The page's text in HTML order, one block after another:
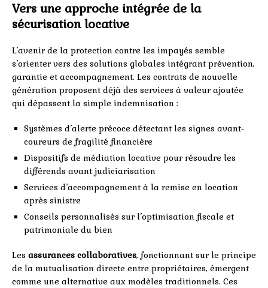
Vers une approche intégrée de la
sécurisation locative
L’avenir de la protection contre les impayés semble
s’orienter vers des solutions globales intégrant prévention,
garantie et accompagnement. Les contrats de nouvelle
génération proposent déjà des services à valeur ajoutée
qui dépassent la simple indemnisation :
Systèmes d’alerte précoce détectant les signes avant-
coureurs de fragilité financière
Dispositifs de médiation locative pour résoudre les
différends avant judiciarisation
Services d’accompagnement à la remise en location
après sinistre
Conseils personnalisés sur l’optimisation fiscale et
patrimoniale du bien
Les assurances collaboratives, fonctionnant sur le principe
de la mutualisation directe entre propriétaires, émergent
comme une alternative aux modèles traditionnels. Ces